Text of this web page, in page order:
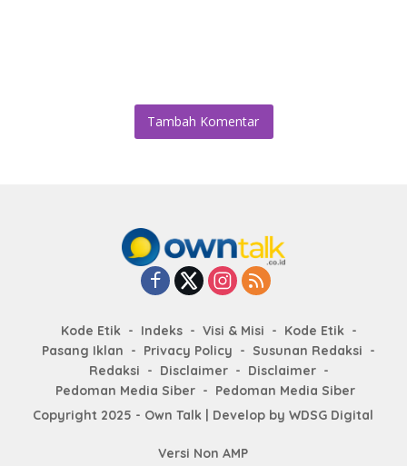
Tambah Komentar
Kode Etik Indeks Visi & Misi
Kode Etik
Pasang Iklan
Privacy Policy
Susunan Redaksi
Redaksi
Disclaimer
Disclaimer
Pedoman Media Siber
Pedoman Media Siber
Copyright 2025 - Own Talk | Develop byWDSG Digital
Versi Non AMP